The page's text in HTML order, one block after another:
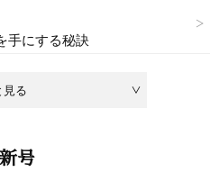
見る
手にする秘訣
号